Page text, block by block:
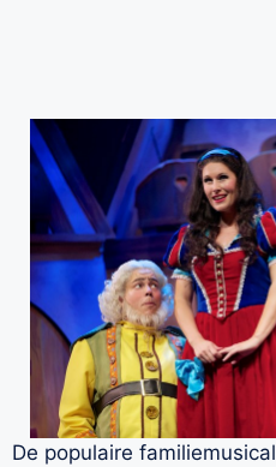
De populaire familiemusical